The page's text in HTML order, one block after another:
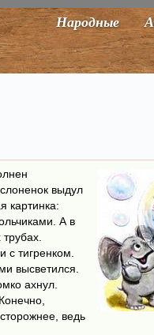
Народные
выдул
картинка:
А в
с тигренком.
высветился.
ахнул.
ведь